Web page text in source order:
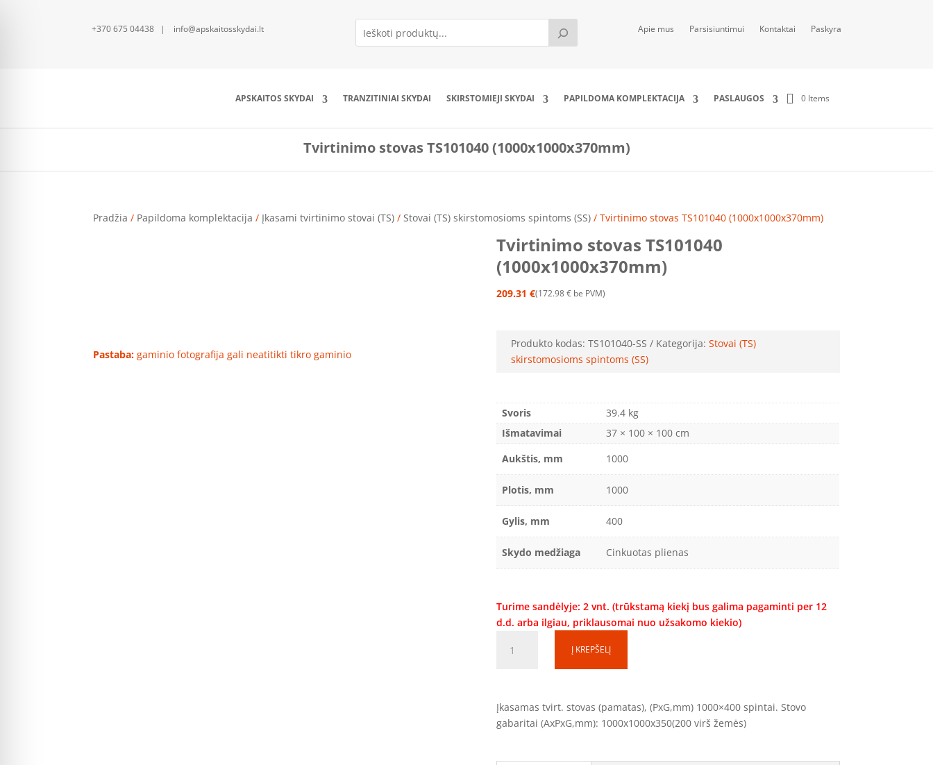
+370 675 04438 | info@apskaitosskydai.lt Apie mus Parsisiuntimui Kontaktai Paskyra
APSKAITOS SKYDAI TRANZITINIAI SKYDAI SKIRSTOMIEJI SKYDAI PAPILDOMA KOMPLEKTACIJA PASLAUGOS 0 Items
Tvirtinimo stovas TS101040 (1000x1000x370mm)
Pradžia / Papildoma komplektacija / Įkasami tvirtinimo stovai (TS) /Stovai (TS) skirstomosioms spintoms (SS) / Tvirtinimo stovas TS101040 (1000x1000x370mm)
Pastaba: gaminio fotografija gali neatitikti tikro gaminio
Tvirtinimo stovas TS101040
(1000x1000x370mm)
209.31 € 172.98€ be PVM
Produkto kodas: TS101040-SS Kategorija: Stovai (TS)
skirstomosioms spintoms (SS)
Svoris
39.4 kg
Išmatavimai
37 × 100 × 100 cm
Aukštis, mm
1000
Plotis, mm 1000
Gylis, mm 400
Skydo medžiaga Cinkuotas plienas
Turime sandėlyje: 2 vnt. (trūkstamą kiekį bus galima pagaminti per 12
d.d. arba ilgiau, priklausomai nuo užsakomo kiekio)
kiekis:
TS101040
(1000x1000x370mm)
Į KREPŠELĮ
Įkasamas tvirt. stovas (pamatas), (PxG,mm) 1000×400 spintai. Stovo
gabaritai (AxPxG,mm): 1000x1000x350(200 virš žemės)